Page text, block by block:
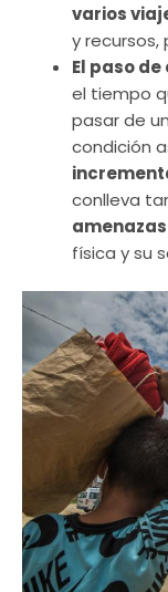
varios
y
El paso
el tiempo
pasar de
condición
conlleva
física y su